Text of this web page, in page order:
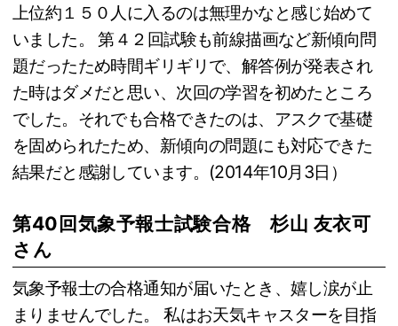
上位約１５０人に入るのは無理かなと感じ始めて
いました。 第４２回試験も前線描画など新傾向問
題だったため時間ギリギリで、解答例が発表され
た時はダメだと思い、次回の学習を初めたところ
でした。それでも合格できたのは、アスクで基礎
を固められたため、新傾向の問題にも対応できた
結果だと感謝しています。(2014年10月3日）
第40回気象予報士試験合格 杉山 友衣可
さん
気象予報士の合格通知が届いたとき、嬉し涙が止
まりませんでした。 私はお天気キャスターを目指